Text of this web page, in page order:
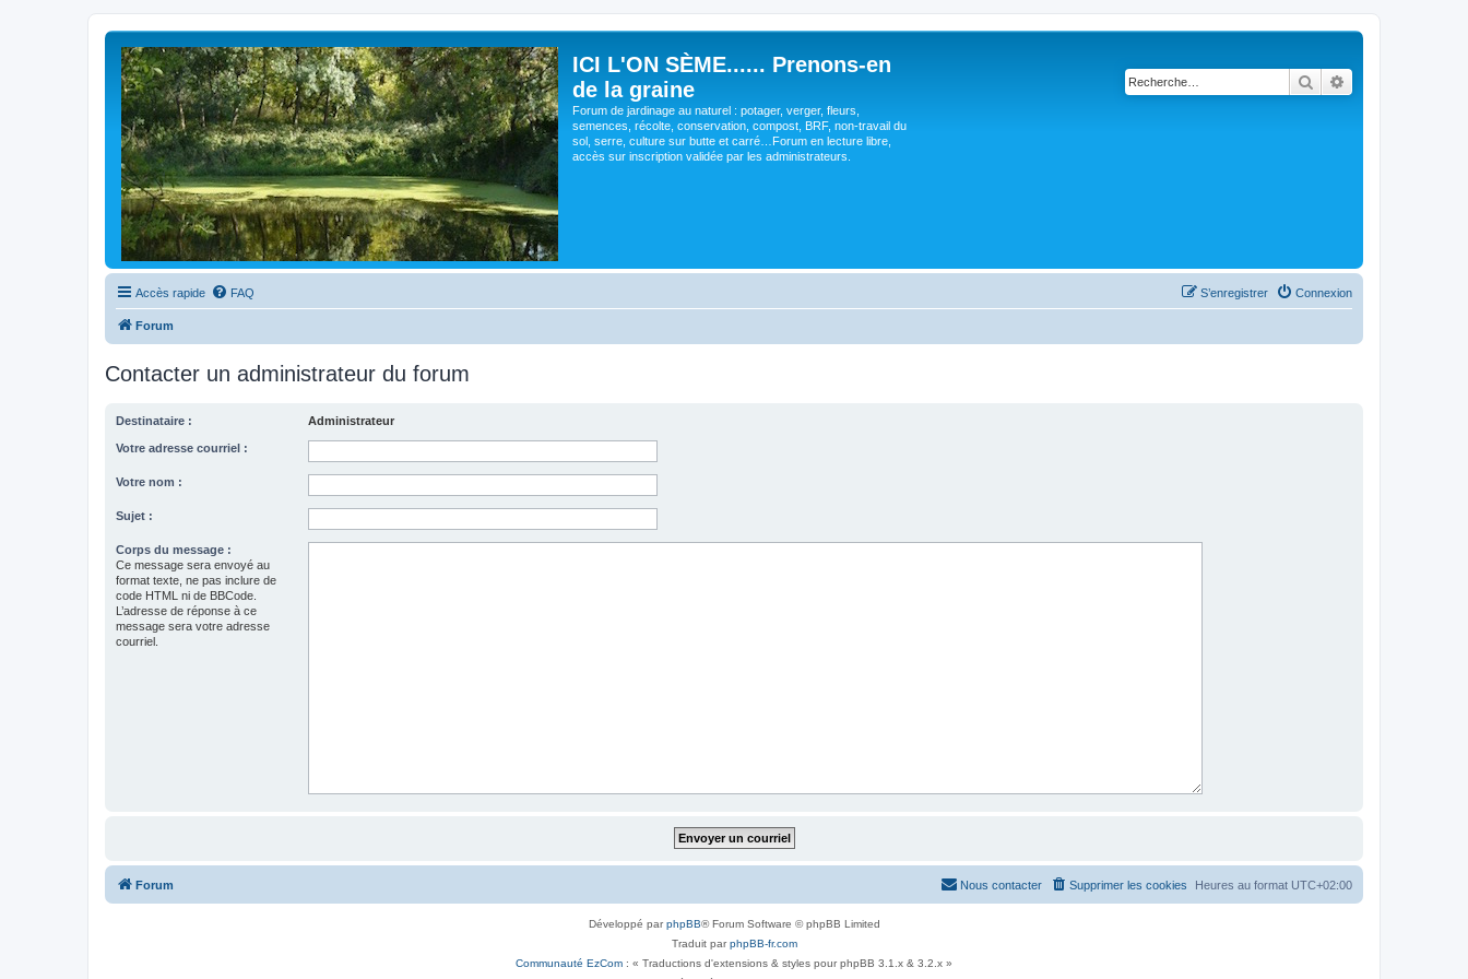
ICI L'ON SÈME...... Prenons-en
de la graine
Forum de jardinage au naturel : potager, verger, fleurs,
semences, récolte, conservation, compost, BRF, non-travail du
sol, serre, culture sur butte et carré…Forum en lecture libre,
accès sur inscription validée par les administrateurs.
Rechercher
Accès rapide FAQ Connexion
S’enregistrer
Forum
Contacter un administrateur du forum
Destinataire : Administrateur
Votre adresse courriel :
Votre nom :
Sujet :
Corps du message :
Ce message sera envoyé au
format texte, ne pas inclure de
code HTML ni de BBCode.
L’adresse de réponse à ce
message sera votre adresse
courriel.
Forum Heures au format UTC+02:00
Supprimer les cookies
Nous contacter
Développé parphpBB® Forum Software © phpBB Limited
Traduit parphpBB-fr.com
Communauté EzCom : « Traductions d'extensions & styles pour phpBB 3.1.x & 3.2.x »